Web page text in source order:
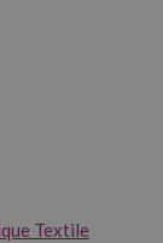
Textile